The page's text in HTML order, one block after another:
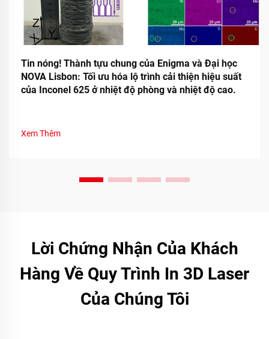
Tin nóng! Thành tựu chung của Enigma và Đại học
NOVA Lisbon: Tối ưu hóa lộ trình cải thiện hiệu suất
của Inconel 625 ở nhiệt độ phòng và nhiệt độ cao.
Xem Thêm
Lời Chứng Nhận Của Khách
Hàng Về Quy Trình In 3D Laser
Của Chúng Tôi